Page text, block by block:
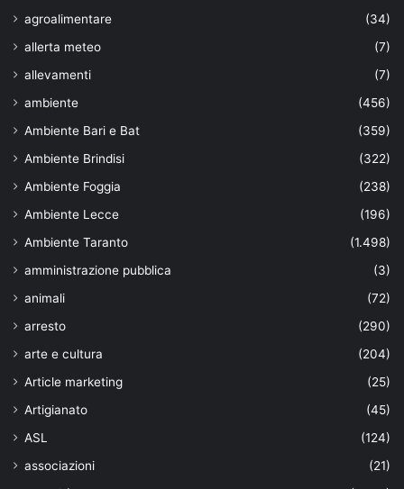
agroalimentare
(34)
allerta meteo
(7)
allevamenti
(7)
ambiente
(456)
Ambiente Bari e Bat
(359)
Ambiente Brindisi
(322)
Ambiente Foggia
(238)
Ambiente Lecce
(196)
Ambiente Taranto
(1.498)
amministrazione pubblica
(3)
animali
(72)
arresto
(290)
arte e cultura
(204)
Article marketing
(25)
Artigianato
(45)
ASL
(124)
associazioni
(21)